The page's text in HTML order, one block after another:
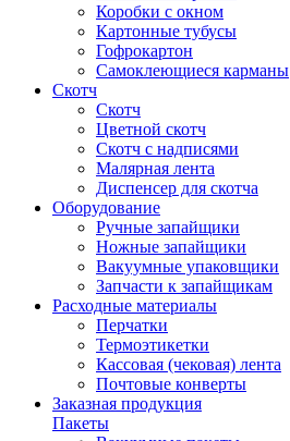
Коробки с окном
Картонные тубусы
Гофрокартон
Самоклеющиеся карманы
Скотч
Скотч
Цветной скотч
Скотч с надписями
Малярная лента
Диспенсер для скотча
Оборудование
Ручные запайщики
Ножные запайщики
Вакуумные упаковщики
Запчасти к запайщикам
Расходные материалы
Перчатки
Термоэтикетки
Кассовая (чековая) лента
Почтовые конверты
Заказная продукция
Пакеты